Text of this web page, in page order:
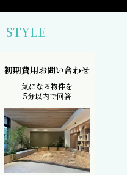
STYLE
初期費用お問い合わせ
気になる物件を
5分以内で回答